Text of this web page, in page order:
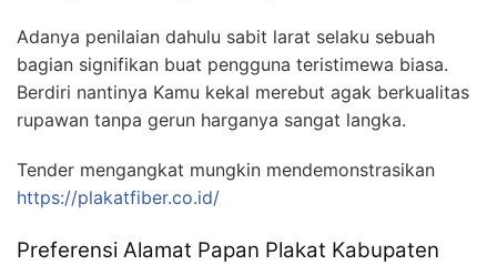
Adanya penilaian dahulu sabit larat selaku sebuah
bagian signifikan buat pengguna teristimewa biasa.
Berdiri nantinya Kamu kekal merebut agak berkualitas
rupawan tanpa gerun harganya sangat langka.
Tender mengangkat mungkin mendemonstrasikan
https://plakatfiber.co.id/
Preferensi Alamat Papan Plakat Kabupaten